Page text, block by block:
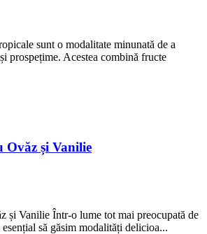
sunt o modalitate minunată de a
prospețime. Acestea combină fructe
Ovăz și Vanilie
și Vanilie Într-o lume tot mai preocupată de
esențial să găsim modalități delicioa...